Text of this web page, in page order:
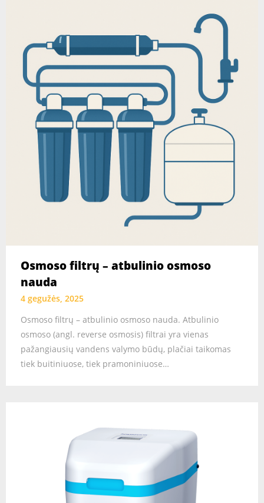
Osmoso filtrų – atbulinio osmoso
nauda
4 gegužės, 2025
Osmoso filtrų – atbulinio osmoso nauda. Atbulinio
osmoso (angl. reverse osmosis) filtrai yra vienas
pažangiausių vandens valymo būdų, plačiai taikomas
tiek buitiniuose, tiek pramoniniuose…